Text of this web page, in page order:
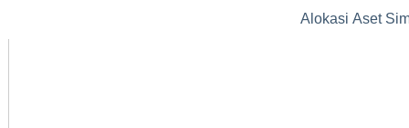
Alokasi Aset